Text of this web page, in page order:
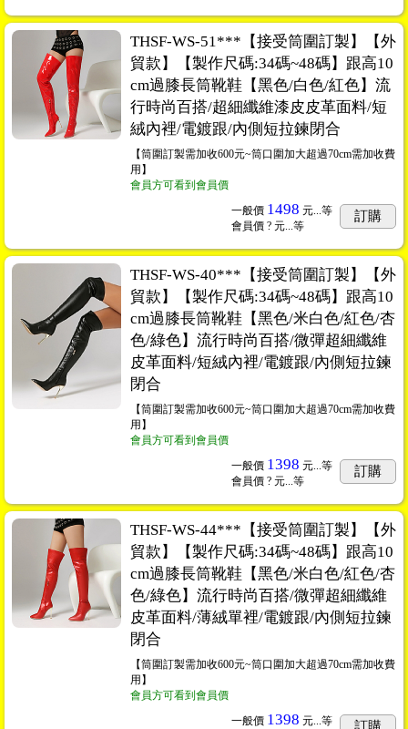
THSF-WS-51***【接受筒圍訂製】【外
貿款】【製作尺碼:34碼~48碼】跟高10
cm過膝長筒靴鞋【黑色/白色/紅色】流
行時尚百搭/超細纖維漆皮皮革面料/短
絨內裡/電鍍跟/內側短拉鍊閉合
【筒圍訂製需加收600元~筒口圍加大超過70cm需加收費
用】
會員方可看到會員價
一般價 1498 元...等
會員價 ? 元...等
訂購
THSF-WS-40***【接受筒圍訂製】【外
貿款】【製作尺碼:34碼~48碼】跟高10
cm過膝長筒靴鞋【黑色/米白色/紅色/杏
色/綠色】流行時尚百搭/微彈超細纖維
皮革面料/短絨內裡/電鍍跟/內側短拉鍊
閉合
【筒圍訂製需加收600元~筒口圍加大超過70cm需加收費
用】
會員方可看到會員價
一般價 1398 元...等
會員價 ? 元...等
訂購
THSF-WS-44***【接受筒圍訂製】【外
貿款】【製作尺碼:34碼~48碼】跟高10
cm過膝長筒靴鞋【黑色/米白色/紅色/杏
色/綠色】流行時尚百搭/微彈超細纖維
皮革面料/薄絨單裡/電鍍跟/內側短拉鍊
閉合
【筒圍訂製需加收600元~筒口圍加大超過70cm需加收費
用】
會員方可看到會員價
一般價 1398 元...等